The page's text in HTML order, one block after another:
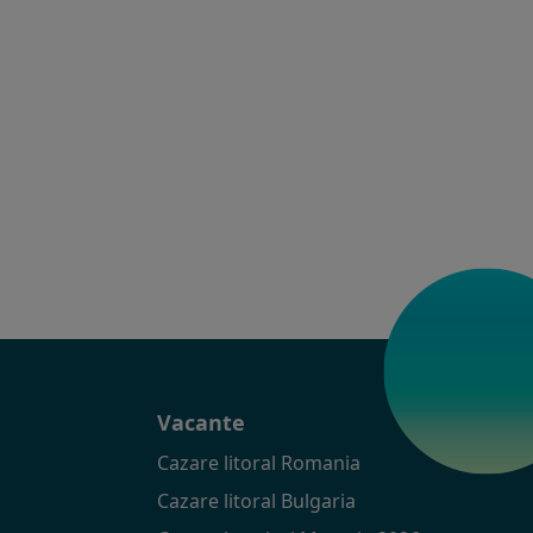
Vacante
Cazare litoral Romania
Cazare litoral Bulgaria